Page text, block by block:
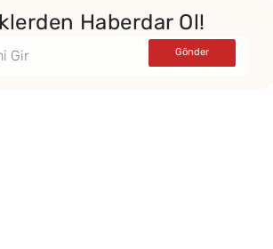
Haberdar Ol!